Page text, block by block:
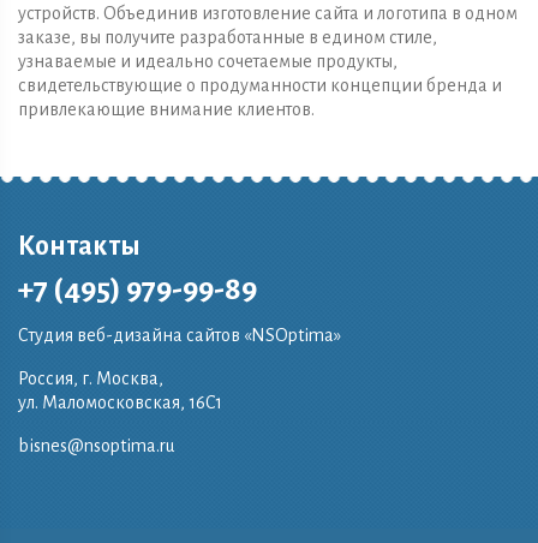
устройств. Объединив изготовление сайта и логотипа в одном
заказе, вы получите разработанные в едином стиле,
узнаваемые и идеально сочетаемые продукты,
свидетельствующие о продуманности концепции бренда и
привлекающие внимание клиентов.
Контакты
+7 (495) 979-99-89
Студия веб-дизайна сайтов «NSOptima»
Россия, г. Москва,
ул. Маломосковская, 16C1
bisnes@nsoptima.ru